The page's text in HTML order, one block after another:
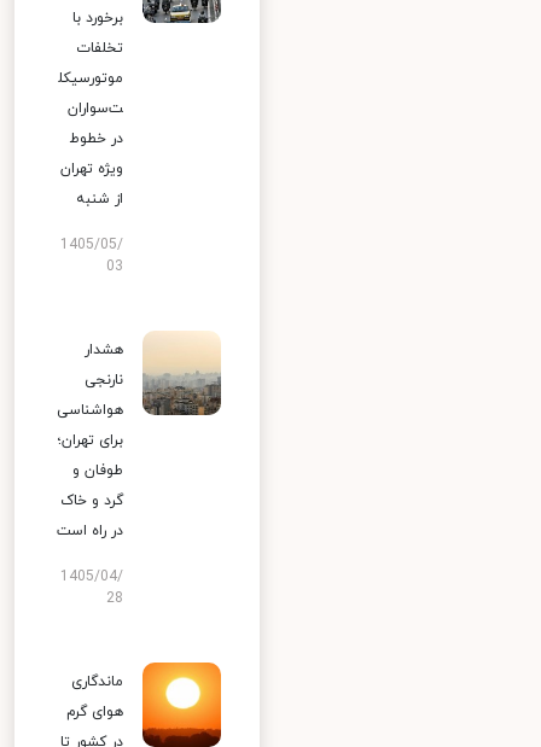
برخورد با
تخلفات
موتورسیکل
ت‌سواران
در خطوط
ویژه تهران
از شنبه
1405/05/
03
هشدار
نارنجی
هواشناسی
برای تهران؛
طوفان و
گرد و خاک
در راه است
1405/04/
28
ماندگاری
هوای گرم
در کشور تا